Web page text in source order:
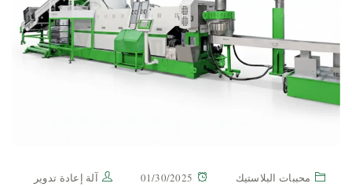
محببات البلاستيك 01/30/2025
آلة إعادة تدوير